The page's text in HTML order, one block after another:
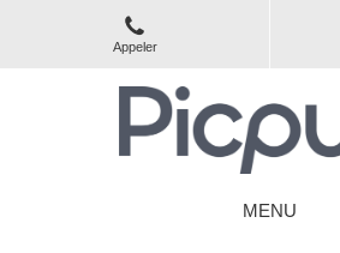
Appeler
MENU